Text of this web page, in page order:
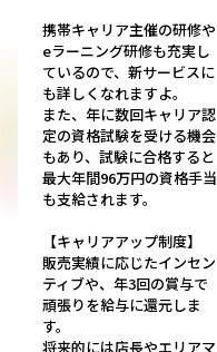
携帯キャリア主催の研修や
eラーニング研修も充実し
ているので、新サービスに
も詳しくなれますよ。
また、年に数回キャリア認
定の資格試験を受ける機会
もあり、試験に合格すると
最大年間96万円の資格手当
も支給されます。
【キャリアアップ制度】
販売実績に応じたインセン
ティブや、年3回の賞与で
頑張りを給与に還元しま
す。
将来的には店長やエリアマ